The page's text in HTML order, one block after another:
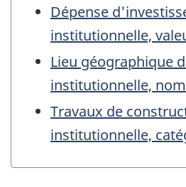
Dépense
institutionnelle,
Lieu géographique
institutionnelle, nom
Travaux de
institutionnelle,